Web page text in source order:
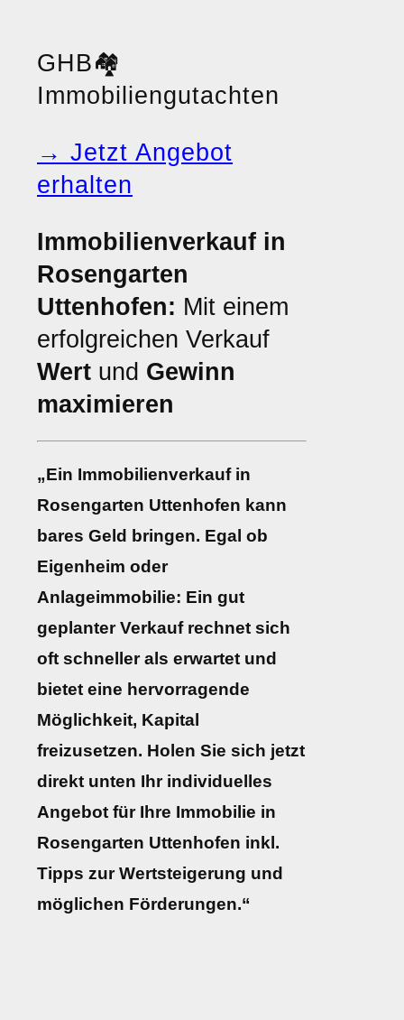
GHB🏘️
Immobiliengutachten
→ Jetzt Angebot
erhalten
Immobilienverkauf in
Rosengarten
Uttenhofen: Mit einem
erfolgreichen Verkauf
Wert und Gewinn
maximieren
„Ein Immobilienverkauf in
Rosengarten Uttenhofen kann
bares Geld bringen. Egal ob
Eigenheim oder
Anlageimmobilie: Ein gut
geplanter Verkauf rechnet sich
oft schneller als erwartet und
bietet eine hervorragende
Möglichkeit, Kapital
freizusetzen. Holen Sie sich jetzt
direkt unten Ihr individuelles
Angebot für Ihre Immobilie in
Rosengarten Uttenhofen inkl.
Tipps zur Wertsteigerung und
möglichen Förderungen.“